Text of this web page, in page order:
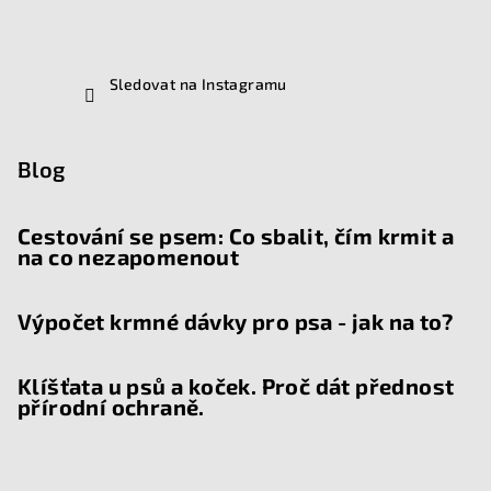
Sledovat na Instagramu
Blog
Cestování se psem: Co sbalit, čím krmit a
na co nezapomenout
Výpočet krmné dávky pro psa - jak na to?
Klíšťata u psů a koček. Proč dát přednost
přírodní ochraně.